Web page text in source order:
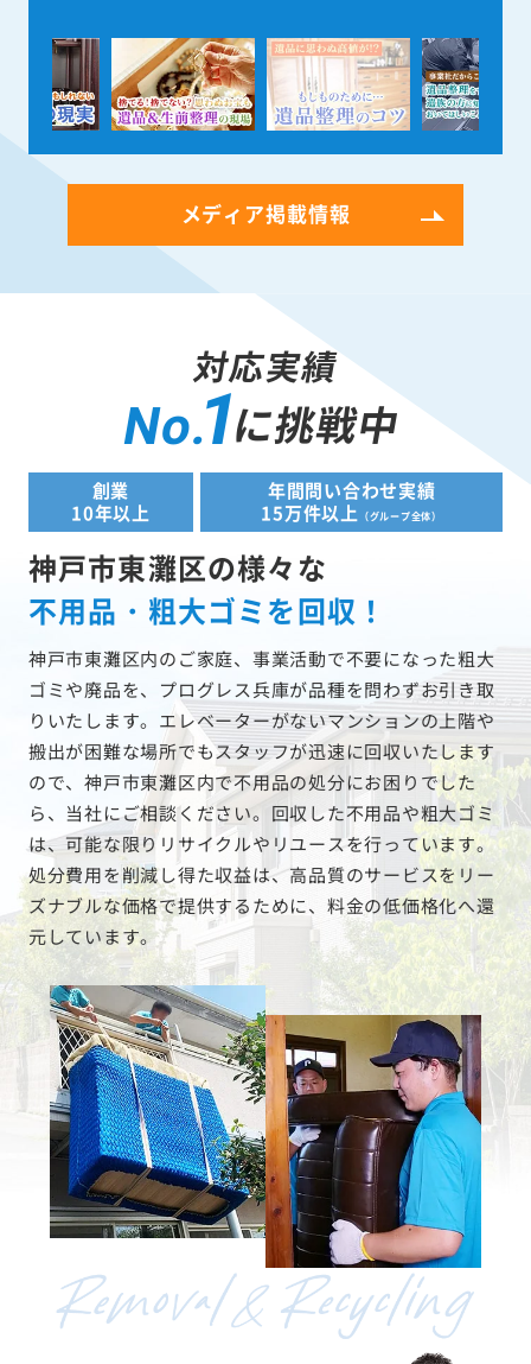
メディア掲載情報
対応実績
No.1に挑戦中
創業
10年以上
年間問い合わせ実績
15万件以上
（グループ全体）
神戸市東灘区の様々な
不用品・粗大ゴミを回収！
神戸市東灘区内のご家庭、事業活動で不要になった粗大
ゴミや廃品を、プログレス兵庫が品種を問わずお引き取
りいたします。エレベーターがないマンションの上階や
搬出が困難な場所でもスタッフが迅速に回収いたします
ので、神戸市東灘区内で不用品の処分にお困りでした
ら、当社にご相談ください。回収した不用品や粗大ゴミ
は、可能な限りリサイクルやリユースを行っています。
処分費用を削減し得た収益は、高品質のサービスをリー
ズナブルな価格で提供するために、料金の低価格化へ還
元しています。